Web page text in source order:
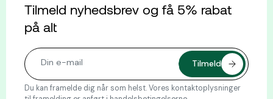
Tilmeld nyhedsbrev og få 5% rabat
på alt
Du kan framelde dig når som helst. Vores kontaktoplysninger